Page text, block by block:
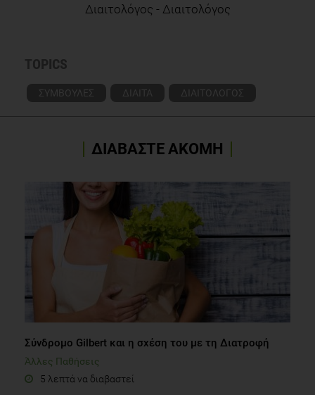
Διαιτολόγος - Διαιτολόγος
TOPICS
ΣΥΜΒΟΥΛΕΣ ΔΙΑΙΤΑ ΔΙΑΙΤΟΛΟΓΟΣ
ΔΙΑΒΑΣΤΕ ΑΚΟΜΗ
Σύνδρομο Gilbert και η σχέση του με τη Διατροφή
Άλλες Παθήσεις
5 λεπτά να διαβαστεί